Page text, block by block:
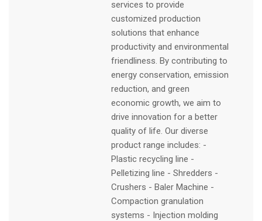
services to provide
customized production
solutions that enhance
productivity and environmental
friendliness. By contributing to
energy conservation, emission
reduction, and green
economic growth, we aim to
drive innovation for a better
quality of life. Our diverse
product range includes: -
Plastic recycling line -
Pelletizing line - Shredders -
Crushers - Baler Machine -
Compaction granulation
systems - Injection molding